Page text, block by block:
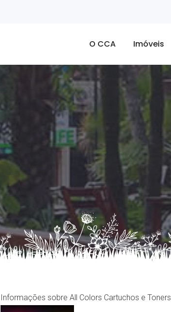
O CCA Imóveis
Informações sobre All Colors Cartuchos e Toners